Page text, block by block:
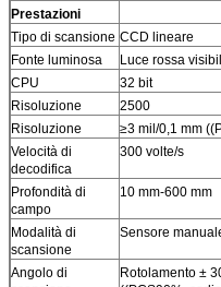
Prestazioni
Tipo di scansione CCD lineare
Fonte luminosa
Luce rossa
CPU
32 bit
Risoluzione
2500
Risoluzione
≥3 mil/0,1 mm
Velocità di
decodifica
300 volte/s
Profondità di
campo
10 mm-600 mm
Modalità di
scansione
Sensore
Angolo di
Rotolamento ±